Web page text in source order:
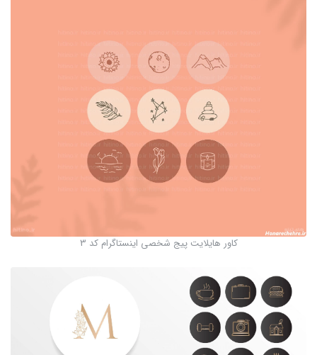
کاور هایلایت پیج شخصی اینستاگرام کد 3